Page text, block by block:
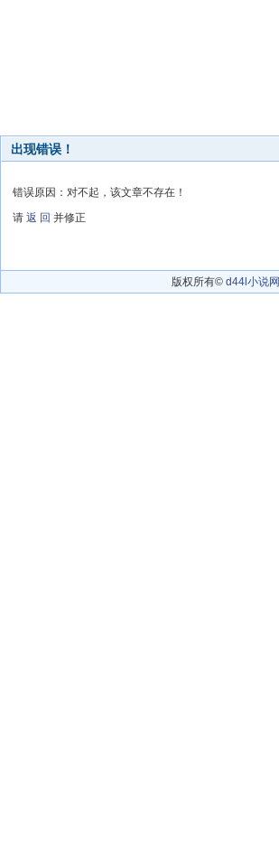
出现错误！
错误原因：对不起，该文章不存在！
请 返 回 并修正
版权所有© d44l小说网